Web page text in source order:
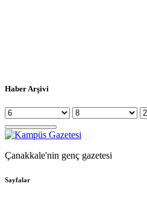
Haber Arşivi
Çanakkale'nin genç gazetesi
Sayfalar